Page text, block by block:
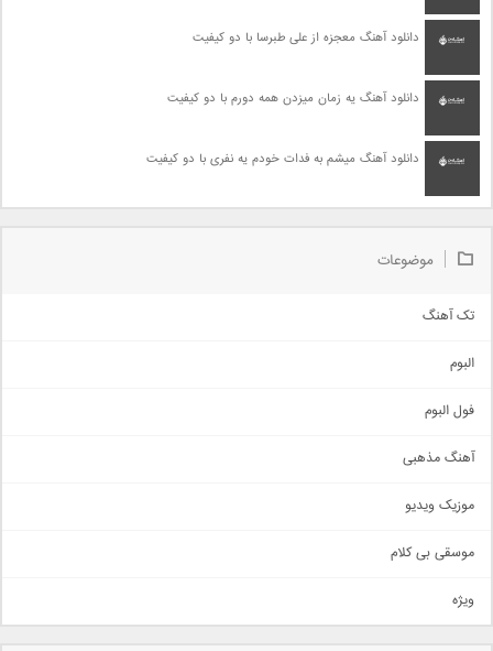
دانلود آهنگ معجزه از علی طبرسا با دو کیفیت
دانلود آهنگ یه زمان میزدن همه دورم با دو کیفیت
دانلود آهنگ میشم به فدات خودم یه نفری با دو کیفیت
موضوعات
تک آهنگ
اجتماعی
حماسی
سنتی
اهنگ بندرعباسی
دمو
مذهبی
البوم
فول البوم
آهنگ مذهبی
موزیک ویدیو
موسقی بی کلام
ویژه